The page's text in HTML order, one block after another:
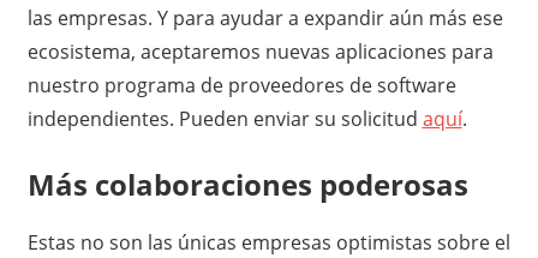
las empresas. Y para ayudar a expandir aún más ese
ecosistema, aceptaremos nuevas aplicaciones para
nuestro programa de proveedores de software
independientes. Pueden enviar su solicitud aquí.
Más colaboraciones poderosas
Estas no son las únicas empresas optimistas sobre el